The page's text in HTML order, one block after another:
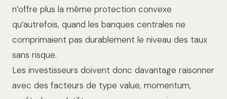
n’offre plus la même protection convexe
qu’autrefois, quand les banques centrales ne
comprimaient pas durablement le niveau des taux
sans risque.
Les investisseurs doivent donc davantage raisonner
avec des facteurs de type value, momentum,